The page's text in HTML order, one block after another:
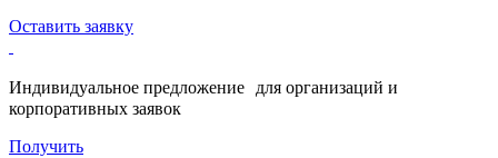
Оставить заявку
Индивидуальное предложение для организаций и
корпоративных заявок
Получить